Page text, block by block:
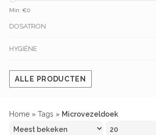
Min: €0
DOSATRON
HYGIËNE
ALLE PRODUCTEN
Home » Tags » Microvezeldoek